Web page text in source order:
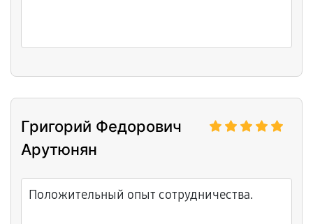
Григорий Федорович
Арутюнян
Положительный опыт сотрудничества.